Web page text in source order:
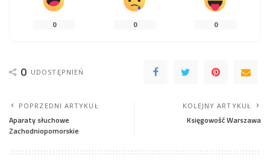
0 0 0
0 UDOSTĘPNIEŃ
POPRZEDNI ARTYKUŁ
Aparaty słuchowe
Zachodniopomorskie
KOLEJNY ARTYKUŁ
Księgowość Warszawa